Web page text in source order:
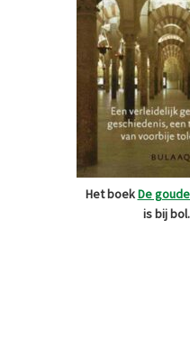
Het boekDe
is bij